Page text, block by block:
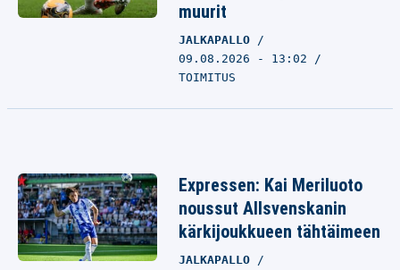
muurit
JALKAPALLO
09.08.2026 - 13:02
TOIMITUS
Expressen: Kai Meriluoto
noussut Allsvenskanin
kärkijoukkueen tähtäimeen
JALKAPALLO